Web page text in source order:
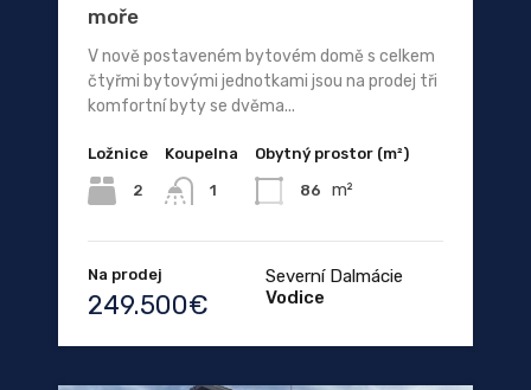
moře
V nově postaveném bytovém domě s celkem
čtyřmi bytovými jednotkami jsou na prodej tři
komfortní byty se dvěma...
Ložnice
2
Koupelna
1
Obytný prostor (m²)
86 m²
Na prodej
249.500€
Severní Dalmácie
Vodice